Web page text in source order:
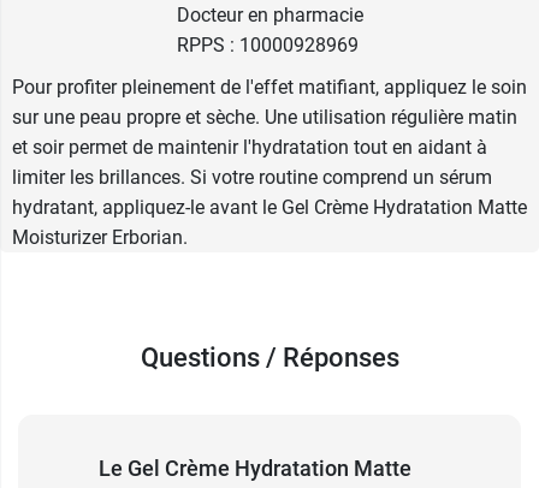
contient de l'acide hyaluronique,
reconnu pour ses propriétés hydratantes. Cet
actif aide à maintenir l'eau dans la peau,
améliore son élasticité et participe au
renforcement de la barrière cutanée.
Le zinc, présent à 1 %, contribue àlimiter l'excès
de sébumet participe à l'effet matifiant du soin.
également de la glycérine végétale, un actif
humectant qui aide à maintenir l'hydratation
son aspect repulpé.
Docteur en pharmacie
RPPS : 10000928969
Pour profiter pleinement de l'effet matifiant, appliquez le soin
sur une peau propre et sèche. Une utilisation régulière matin
et soir permet de maintenir l'hydratation tout en aidant à
limiter les brillances. Si votre routine comprend un sérum
hydratant, appliquez-le avant le Gel Crème Hydratation Matte
Moisturizer Erborian.
Questions / Réponses
Le Gel Crème Hydratation Matte